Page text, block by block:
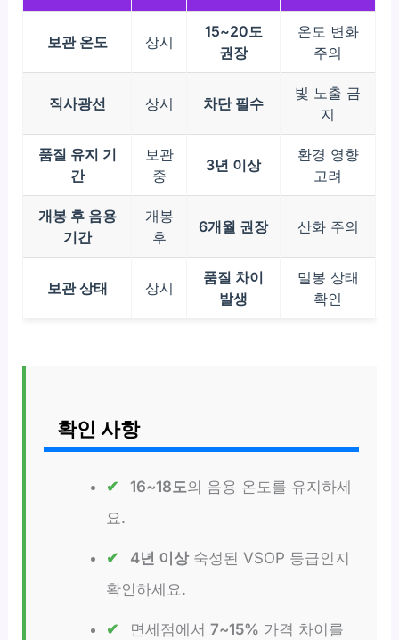
보관 온도 상시
15~20도
권장
온도 변화
주의
직사광선 상시 차단 필수
빛 노출 금
지
품질 유지 기
간
보관
중
3년 이상
환경 영향
고려
개봉 후 음용
기간
개봉
후
6개월 권장 산화 주의
보관 상태 상시
품질 차이
발생
밀봉 상태
확인
확인 사항
16~18도의 음용 온도를 유지하세
요.
4년 이상숙성된 VSOP 등급인지
확인하세요.
면세점에서 7~15% 가격 차이를